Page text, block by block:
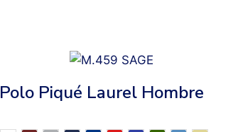
Polo Piqué Laurel Hombre